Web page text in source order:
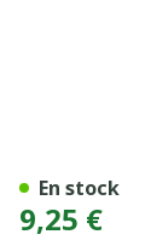
9,25 €
En stock